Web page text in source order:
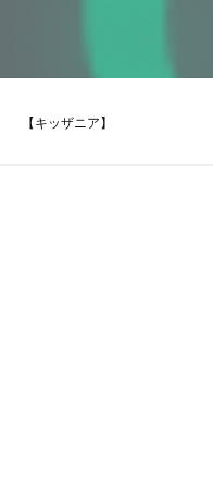
【キッザニア】